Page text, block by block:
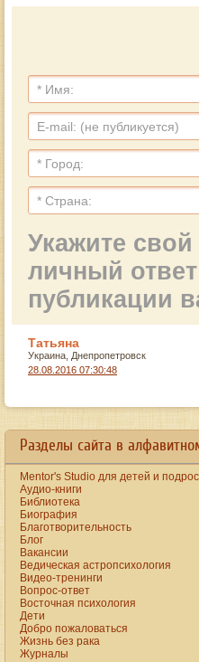
Укажите
личный
публикации
Татьяна
Украина, Днепропетровск
28.08.2016 07:30:48
Разделы сайта в
Mentor's Studio для детей и
Аудио-книги
Библиотека
Биография
Благотворительность
Блог
Вакансии
Ведическая астропсихология
Видео-тренинги
Вопрос-ответ
Восточная психология
Дети
Добро пожаловаться
Жизнь без рака
Журналы